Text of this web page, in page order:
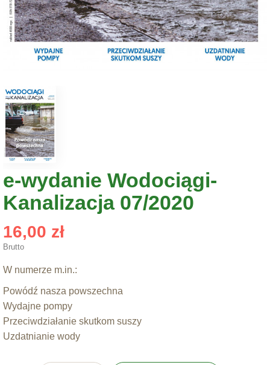
e-wydanie Wodociągi-
Kanalizacja 07/2020
16,00 zł
Brutto
W numerze m.in.:
Powódź nasza powszechna
Wydajne pompy
Przeciwdziałanie skutkom suszy
Uzdatnianie wody